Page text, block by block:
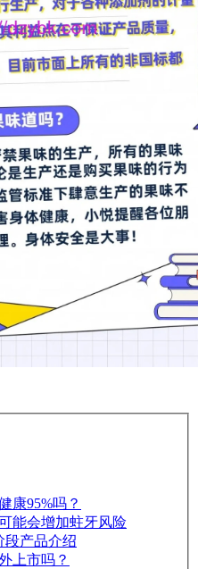
康95%吗？
能会增加蛀牙风险
段产品介绍
上市吗？